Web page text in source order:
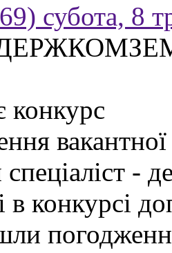
субота, 8
конкурс
вакантної
-
в конкурсі